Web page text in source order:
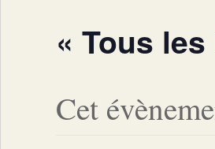
« Tous
Cet